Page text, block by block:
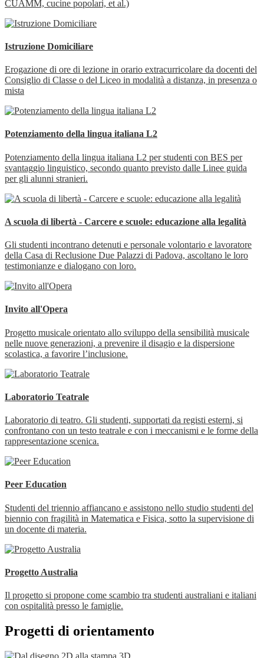
CUAMM, cucine popolari, et al.)
Istruzione Domiciliare
Erogazione di ore di lezione in orario extracurricolare da docenti del
Consiglio di Classe o del Liceo in modalità a distanza, in presenza o
mista
Potenziamento della lingua italiana L2
Potenziamento della lingua italiana L2 per studenti con BES per
svantaggio linguistico, secondo quanto previsto dalle Linee guida
per gli alunni stranieri.
A scuola di libertà - Carcere e scuole: educazione alla legalità
Gli studenti incontrano detenuti e personale volontario e lavoratore
della Casa di Reclusione Due Palazzi di Padova, ascoltano le loro
testimonianze e dialogano con loro.
Invito all'Opera
Progetto musicale orientato allo sviluppo della sensibilità musicale
nelle nuove generazioni, a prevenire il disagio e la dispersione
scolastica, a favorire l’inclusione.
Laboratorio Teatrale
Laboratorio di teatro. Gli studenti, supportati da registi esterni, si
confrontano con un testo teatrale e con i meccanismi e le forme della
rappresentazione scenica.
Peer Education
Studenti del triennio affiancano e assistono nello studio studenti del
biennio con fragilità in Matematica e Fisica, sotto la supervisione di
un docente di materia.
Progetto Australia
Il progetto si propone come scambio tra studenti australiani e italiani
con ospitalità presso le famiglie.
Progetti di orientamento